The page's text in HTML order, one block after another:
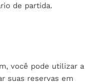
de partida.
você pode utilizar a
suas reservas em